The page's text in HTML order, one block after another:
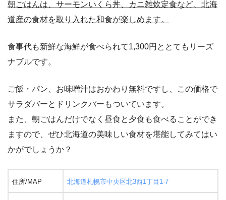
朝ごはんは、サーモンいくら丼、カニ雑炊定食など、北海
道産の食材を取り入れた和食が楽しめます。
食事代も新鮮な海鮮が食べられて1,300円ととてもリーズ
ナブルです。
ご飯・パン、お味噌汁はおかわり無料ですし、この価格で
サラダバーとドリンクバーもついています。
また、朝ごはんだけでなく昼食と夕食も食べることができ
ますので、ぜひ北海道の美味しい食材を堪能してみてはい
かがでしょうか？
住所/MAP 北海道札幌市中央区北3西1丁目1-7